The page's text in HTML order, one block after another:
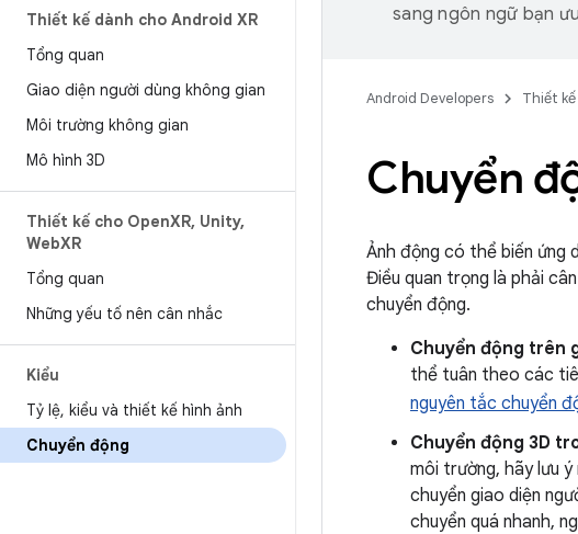
Thiết kế dành cho Android XR
Tổng quan
Giao diện người dùng không gian
Môi trường không gian
Mô hình 3D
Thiết kế cho OpenXR, Unity,
WebXR
Tổng quan
Những yếu tố nên cân nhắc
Kiểu
Tỷ lệ, kiểu và thiết kế hình ảnh
Chuyển động
sang ngôn ngữ bạn
Android Developers Thiết kế
Chuyển
Ảnh động có thể biến ứng
Điều quan trọng là phải
chuyển động.
Chuyển động trên
thể tuân theo các
nguyên tắc chuyển
Chuyển động 3D
môi trường, hãy lưu ý
chuyển giao diện
chuyển quá nhanh,